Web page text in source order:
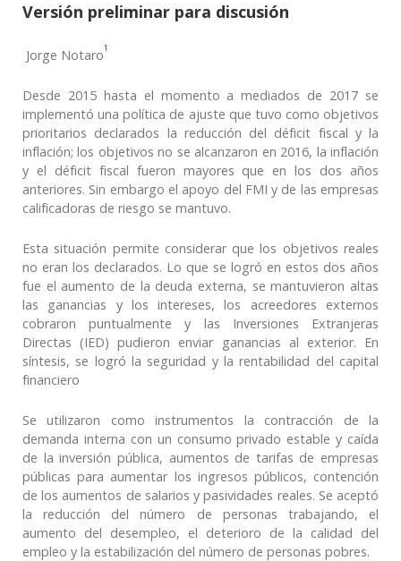
Versión preliminar para discusión
Jorge Notaro1
Desde 2015 hasta el momento a mediados de 2017 se
implementó una política de ajuste que tuvo como objetivos
prioritarios declarados la reducción del déficit fiscal y la
inflación; los objetivos no se alcanzaron en 2016, la inflación
y el déficit fiscal fueron mayores que en los dos años
anteriores. Sin embargo el apoyo del FMI y de las empresas
calificadoras de riesgo se mantuvo.
Esta situación permite considerar que los objetivos reales
no eran los declarados. Lo que se logró en estos dos años
fue el aumento de la deuda externa, se mantuvieron altas
las ganancias y los intereses, los acreedores externos
cobraron puntualmente y las Inversiones Extranjeras
Directas (IED) pudieron enviar ganancias al exterior. En
síntesis, se logró la seguridad y la rentabilidad del capital
financiero
Se utilizaron como instrumentos la contracción de la
demanda interna con un consumo privado estable y caída
de la inversión pública, aumentos de tarifas de empresas
públicas para aumentar los ingresos públicos, contención
de los aumentos de salarios y pasividades reales. Se aceptó
la reducción del número de personas trabajando, el
aumento del desempleo, el deterioro de la calidad del
empleo y la estabilización del número de personas pobres.